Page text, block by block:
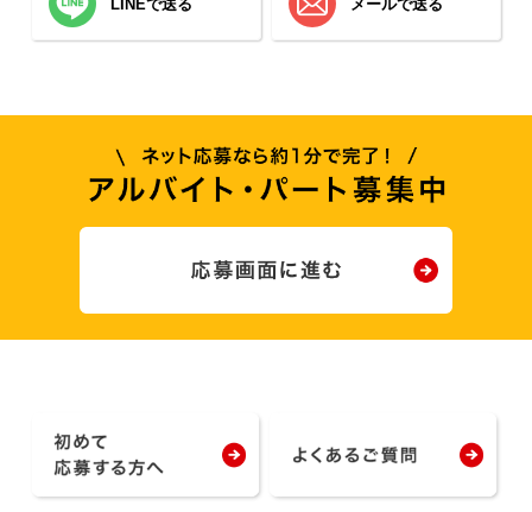
LINEで送る メールで送る